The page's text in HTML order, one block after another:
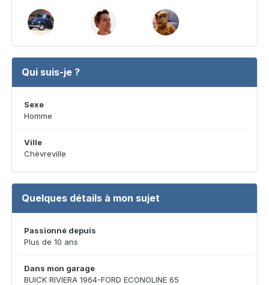
Qui suis-je ?
Sexe
Homme
Ville
Chèvreville
Quelques détails à mon sujet
Passionné depuis
Plus de 10 ans
Dans mon garage
BUICK RIVIERA 1964-FORD ECONOLINE 65